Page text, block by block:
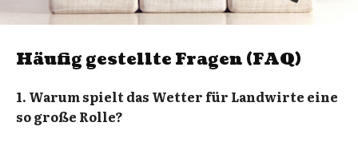
Häufig gestellte Fragen (FAQ)
1. Warum spielt das Wetter für Landwirte eine
so große Rolle?